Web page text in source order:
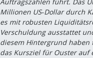
Millionen US‑Dollar durch
es mit robusten
Verschuldung ausstattet
diesem Hintergrund
das Kursziel für Ouster auf